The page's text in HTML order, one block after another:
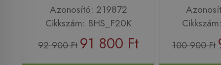
Azonosító: 219872
Cikkszám: BHS_F20K
92 900 Ft 91 800 Ft 100 900 Ft